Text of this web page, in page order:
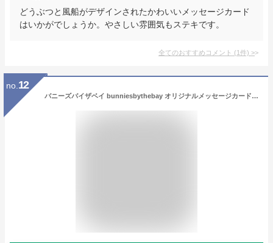
どうぶつと風船がデザインされたかわいいメッセージカード
はいかがでしょうか。やさしい雰囲気もステキです。
全てのおすすめコメント (1件) >
no. 12
バニーズバイザベイ bunniesbythebay オリジナルメッセージカード（出産祝い ギフト プレゼント 代筆可能 メッセージ代筆 手紙 代筆）